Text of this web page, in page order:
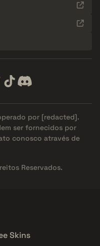
por [redacted].
ser fornecidos por
conosco através de
Reservados.
Skins